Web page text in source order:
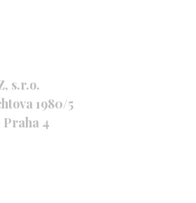
s.r.o.
1980/5
4